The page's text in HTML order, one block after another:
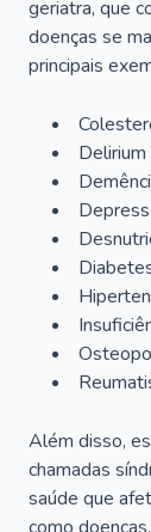
geriatra, que
doenças se
principais
Delirium
Além disso,
chamadas
saúde que